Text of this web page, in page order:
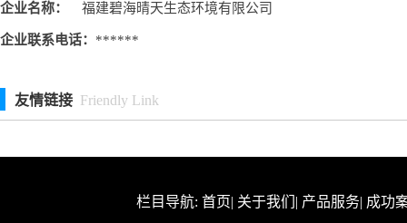
企业名称： 福建碧海晴天生态环境有限公司
企业联系电话： ******
友情链接 Friendly Link
栏目导航: 首页| 关于我们 | 产品服务| 成功